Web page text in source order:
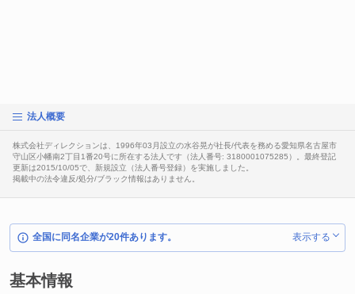
法人概要
株式会社ディレクションは、1996年03月設立の水谷晃が社長/代表を務める愛知県名古屋市
守山区小幡南2丁目1番20号に所在する法人です（法人番号: 3180001075285）。最終登記
更新は2015/10/05で、新規設立（法人番号登録）を実施しました。
掲載中の法令違反/処分/ブラック情報はありません。
全国に同名企業が20件あります。 表示する
基本情報